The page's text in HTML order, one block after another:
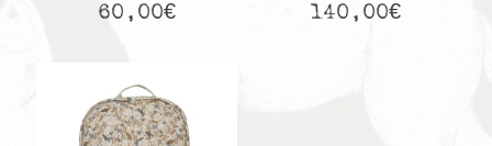
60,00€ 140,00€